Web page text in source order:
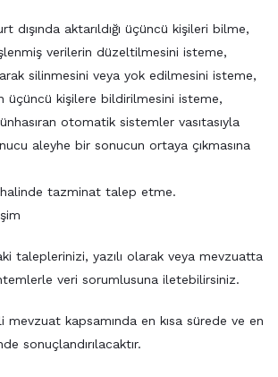
dışında aktarıldığı üçüncü kişileri bilme,
verilerin düzeltilmesini isteme,
silinmesini veya yok edilmesini isteme,
üçüncü kişilere bildirilmesini isteme,
otomatik sistemler vasıtasıyla
aleyhe bir sonucun ortaya çıkmasına
halinde tazminat talep etme.
taleplerinizi, yazılı olarak veya mevzuatta
veri sorumlusuna iletebilirsiniz.
mevzuat kapsamında en kısa sürede ve en
sonuçlandırılacaktır.